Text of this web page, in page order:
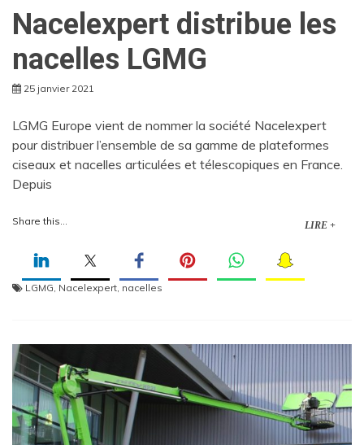
Nacelexpert distribue les
nacelles LGMG
25 janvier 2021
LGMG Europe vient de nommer la société Nacelexpert
pour distribuer l’ensemble de sa gamme de plateformes
ciseaux et nacelles articulées et télescopiques en France.
Depuis
Share this... LIRE +
LGMG, Nacelexpert, nacelles